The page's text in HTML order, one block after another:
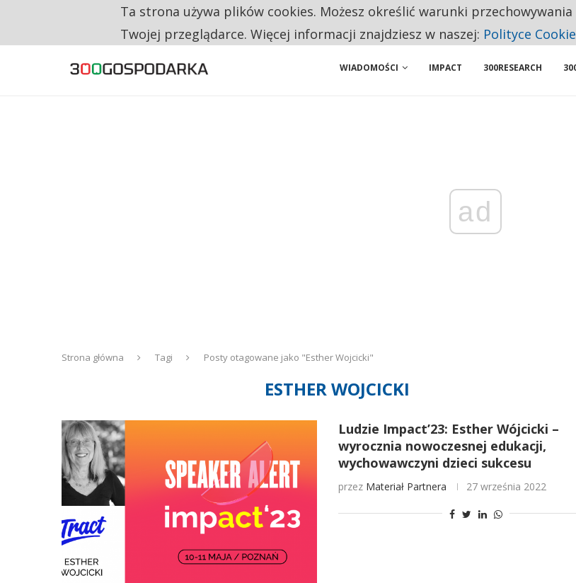
TRZECH NA CZTERECH PONOWNIE ZAŁOŻYŁOBY WŁASNĄ FIRMĘ. INNYM JUŻ TAK ŁATWO JEJ NIE
WIADOMOŚCI IMPACT 300RESEARCH
ad
Strona główna Tagi Posty otagowane jako "Esther Wojcicki"
ESTHER WOJCICKI
Ludzie Impact’23: Esther Wójcicki –
wyrocznia nowoczesnej edukacji,
wychowawczyni dzieci sukcesu
przez Materiał Partnera 27 września 2022
Ta strona używa plików cookies. Możesz określić warunki
Twojej przeglądarce. Więcej informacji znajdziesz w naszej: Polityce